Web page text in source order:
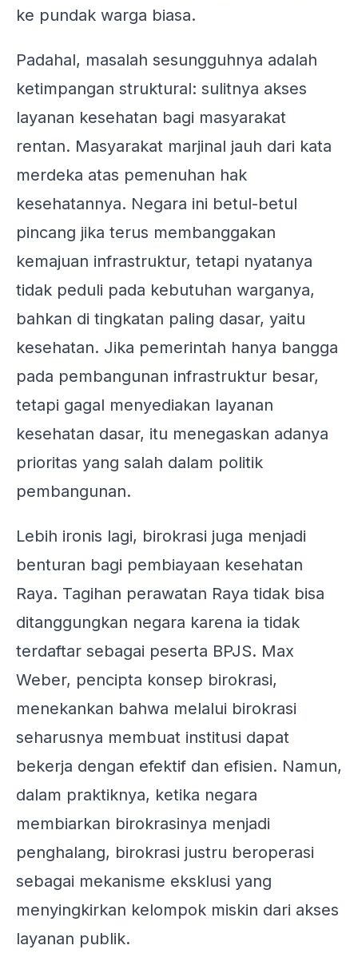
ke pundak warga biasa.
Padahal, masalah sesungguhnya adalah
ketimpangan struktural: sulitnya akses
layanan kesehatan bagi masyarakat
rentan. Masyarakat marjinal jauh dari kata
merdeka atas pemenuhan hak
kesehatannya. Negara ini betul-betul
pincang jika terus membanggakan
kemajuan infrastruktur, tetapi nyatanya
tidak peduli pada kebutuhan warganya,
bahkan di tingkatan paling dasar, yaitu
kesehatan. Jika pemerintah hanya bangga
pada pembangunan infrastruktur besar,
tetapi gagal menyediakan layanan
kesehatan dasar, itu menegaskan adanya
prioritas yang salah dalam politik
pembangunan.
Lebih ironis lagi, birokrasi juga menjadi
benturan bagi pembiayaan kesehatan
Raya. Tagihan perawatan Raya tidak bisa
ditanggungkan negara karena ia tidak
terdaftar sebagai peserta BPJS. Max
Weber, pencipta konsep birokrasi,
menekankan bahwa melalui birokrasi
seharusnya membuat institusi dapat
bekerja dengan efektif dan efisien. Namun,
dalam praktiknya, ketika negara
membiarkan birokrasinya menjadi
penghalang, birokrasi justru beroperasi
sebagai mekanisme eksklusi yang
menyingkirkan kelompok miskin dari akses
layanan publik.